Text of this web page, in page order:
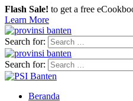
Flash Sale! to get a free
Learn More
Search for:
Search for:
Beranda